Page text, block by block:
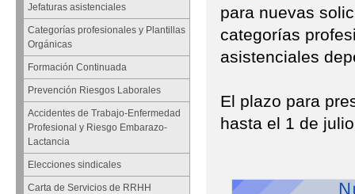
Jefaturas asistenciales
Categorías profesionales y Plantillas
Orgánicas
Formación Continuada
Prevención Riesgos Laborales
Accidentes de Trabajo-Enfermedad
Profesional y Riesgo Embarazo-
Lactancia
Elecciones sindicales
Carta de Servicios de RRHH
para nuevas
categorías
asistenciales
El plazo para
hasta el 1 de